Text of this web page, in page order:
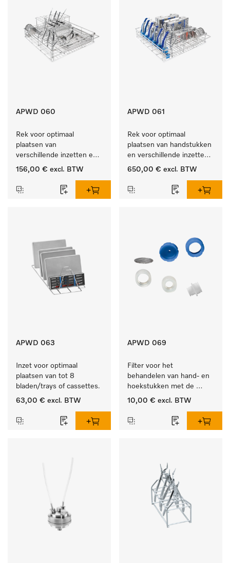
APWD 060
Rek voor optimaal
plaatsen van
verschillende inzetten en
zeefschalen.
156,00 € excl. BTW
APWD 061
Rek voor optimaal
plaatsen van handstukken
en verschillende inzetten
en zeefschalen.
650,00 € excl. BTW
APWD 063
Inzet voor optimaal
plaatsen van tot 8
bladen/trays of cassettes.
63,00 € excl. BTW
APWD 069
Filter voor het
behandelen van hand- en
hoekstukken met de
houder APWD 068
10,00 € excl. BTW